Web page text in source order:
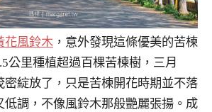
花風鈴木 ，意外發現這條優美的苦楝
公里種植超過百棵苦楝樹，三月
密綻放了，只是苦楝開花時期並不落
低調，不像風鈴木那般艷麗張揚。成